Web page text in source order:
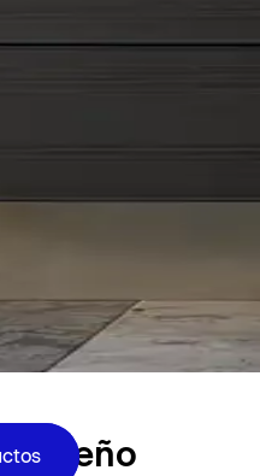
diseño